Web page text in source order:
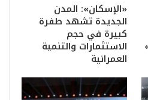
«الإسكان»: المدن
الجديدة تشهد طفرة
كبيرة في حجم
الاستثمارات والتنمية
العمرانية